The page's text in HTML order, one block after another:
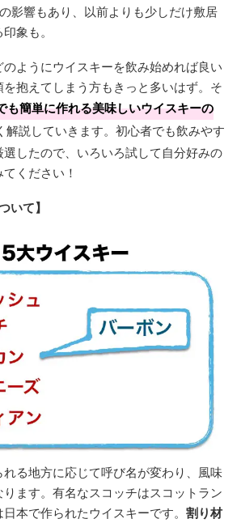
影響もあり、以前よりも少しだけ敷居
象も。
ようにウイスキーを飲み始めれば良い
抱えてしまう方もきっと多いはず。そ
も簡単に作れる美味しいウイスキーの
解説していきます。初心者でも飲みやす
したので、いろいろ試して自分好みの
ください！
いて】
る地方に応じて呼び名が変わり、風味
ます。有名なスコッチはスコットラン
本で作られたウイスキーです。 割り材